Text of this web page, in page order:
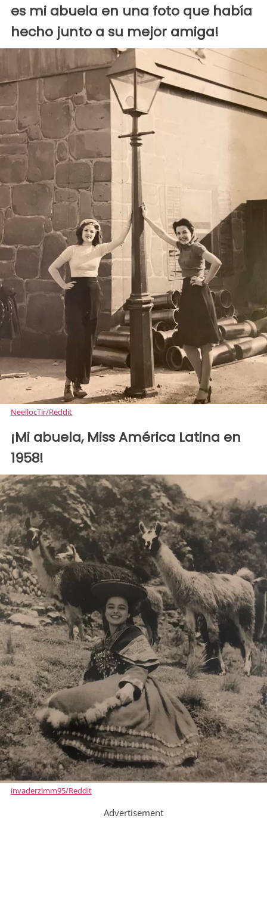
es mi abuela en una foto que había
hecho junto a su mejor amiga!
NeellocTir/Reddit
¡Mi abuela, Miss América Latina en
1958!
invaderzimm95/Reddit
Advertisement